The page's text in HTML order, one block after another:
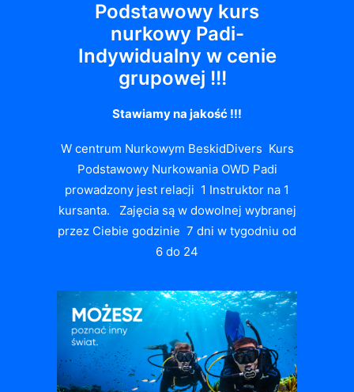
Podstawowy kurs
nurkowy Padi-
Indywidualny w cenie
grupowej !!!
Stawiamy na jakość !!!
W centrum Nurkowym BeskidDivers Kurs
Podstawowy Nurkowania OWD Padi
prowadzony jest relacji 1 Instruktor na 1
kursanta. Zajęcia są w dowolnej wybranej
przez Ciebie godzinie 7 dni w tygodniu od
6 do 24